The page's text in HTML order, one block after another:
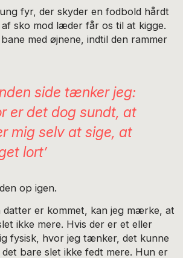
fyr, der skyder en fodbold hårdt
sko mod læder får os til at kigge.
med øjnene, indtil den rammer
side tænker jeg:
er det dog sundt, at
mig selv at sige, at
lort’
op igen.
datter er kommet, kan jeg mærke, at
ikke mere. Hvis der er et eller
fysisk, hvor jeg tænker, det kunne
bare slet ikke fedt mere. Hun er